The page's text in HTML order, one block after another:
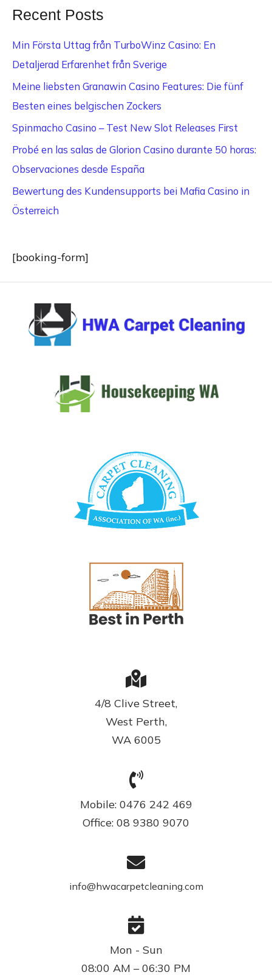
Recent Posts
Min Första Uttag från TurboWinz Casino: En
Detaljerad Erfarenhet från Sverige
Meine liebsten Granawin Casino Features: Die fünf
Besten eines belgischen Zockers
Spinmacho Casino – Test New Slot Releases First
Probé en las salas de Glorion Casino durante 50 horas:
Observaciones desde España
Bewertung des Kundensupports bei Mafia Casino in
Österreich
[booking-form]
4/8 Clive Street,
West Perth,
WA 6005
Mobile: 0476 242 469
Office: 08 9380 9070
info@hwacarpetcleaning.com
Mon - Sun
08:00 AM – 06:30 PM